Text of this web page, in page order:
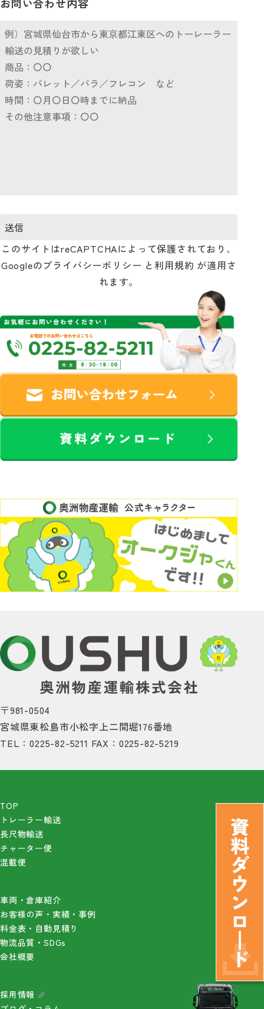
このサイトはreCAPTCHAによって保護されており、
Googleのプライバシーポリシー と利用規約 が適用さ
れます。
〒981-0504
宮城県東松島市小松字上二間堀176番地
TEL：0225-82-5211 FAX：0225-82-5219
TOP
トレーラー輸送
長尺物輸送
チャーター便
混載便
車両・倉庫紹介
お客様の声・実績・事例
料金表・自動見積り
物流品質・SDGs
会社概要
採用情報